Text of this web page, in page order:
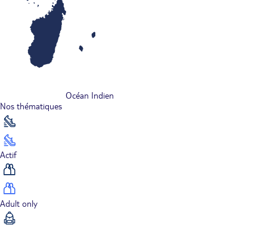
Océan Indien
Nos thématiques
Actif
Adult only